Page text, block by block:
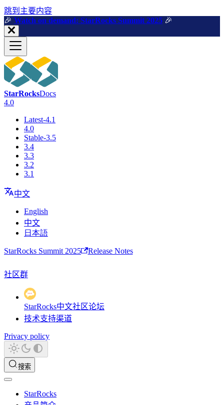
跳到主要内容
🎉️ Watch on demand: StarRocks Summit 2025 🎉️
StarRocksDocs
4.0
Latest-4.1
4.0
Stable-3.5
3.4
3.3
3.2
3.1
中文
English
中文
日本語
StarRocks Summit 2025 Release Notes
社区群
StarRocks中文社区论坛
技术支持渠道
Privacy policy
搜索
StarRocks